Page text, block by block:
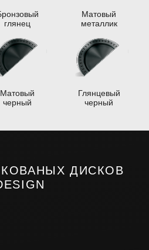
глянец
Матовый
металлик
Матовый
черный
Глянцевый
черный
ДИСКОВ